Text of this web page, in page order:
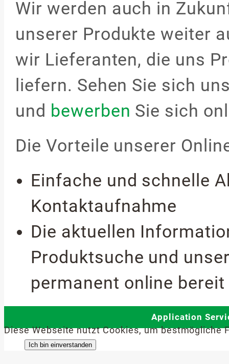
Wir werden auch in
unserer Produkte weiter
wir Lieferanten, die uns
liefern. Sehen Sie sich
und bewerben Sie sich
Die Vorteile unserer
Einfache und schnelle
Kontaktaufnahme
Die aktuellen
Produktsuche und
permanent online
Application
Diese Webseite nutzt Cookies, um